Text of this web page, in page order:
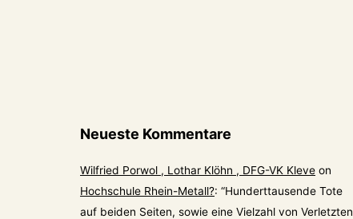
Neueste Kommentare
Wilfried Porwol , Lothar Klöhn , DFG-VK Kleve on
Hochschule Rhein-Metall?: “Hunderttausende Tote
auf beiden Seiten, sowie eine Vielzahl von Verletzten